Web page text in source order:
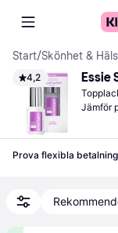
Start/Skönhet &
4,2 Essie
Jämför
Prova flexibla